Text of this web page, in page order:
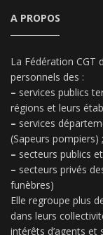
A PROPOS
La Fédération CGT
personnels des :
– services publics
régions et leurs
– services
(Sapeurs pompiers) ;
– secteurs publics
– secteurs privés
funèbres)
Elle regroupe plus
dans leurs
intérêts d’agents et